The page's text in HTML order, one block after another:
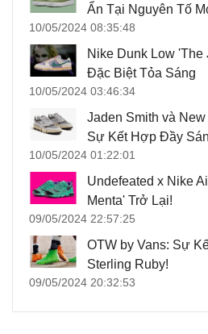
Ẩn Tại Nguyên Tố
10/05/2024 08:35:48
Nike Dunk Low 'The
Đặc Biệt Tỏa Sáng
10/05/2024 03:46:34
Jaden Smith và
Sự Kết Hợp Đầy
10/05/2024 01:22:01
Undefeated x Nike
Menta' Trở Lại!
09/05/2024 22:57:25
OTW by Vans: Sự
Sterling Ruby!
09/05/2024 20:32:53